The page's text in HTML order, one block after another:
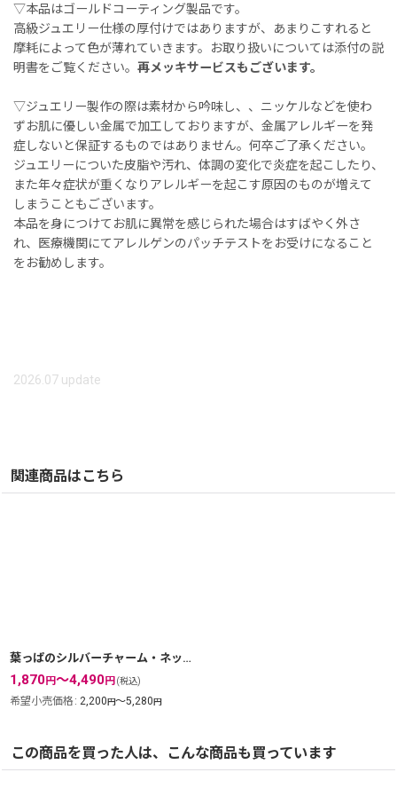
▽本品はゴールドコーティング製品です。
高級ジュエリー仕様の厚付けではありますが、あまりこすれると
摩耗によって色が薄れていきます。お取り扱いについては添付の説
明書をご覧ください。 再メッキサービスもございます。
▽ジュエリー製作の際は素材から吟味し、、ニッケルなどを使わ
ずお肌に優しい金属で加工しておりますが、金属アレルギーを発
症しないと保証するものではありません。何卒ご了承ください。
ジュエリーについた皮脂や汚れ、体調の変化で炎症を起こしたり、
また年々症状が重くなりアレルギーを起こす原因のものが増えて
しまうこともございます。
本品を身につけてお肌に異常を感じられた場合はすばやく外さ
れ、医療機関にてアレルゲンのパッチテストをお受けになること
をお勧めします。
2026.07 update
関連商品はこちら
葉っぱのシルバーチャーム・ネックレス｜銀線細工の透かしが美しい葉脈を表現したペンダントトップ【silver925】
1,870円～4,490円 (税込)
希望小売価格 : 2,200円～5,280円
この商品を買った人は、こんな商品も買っています